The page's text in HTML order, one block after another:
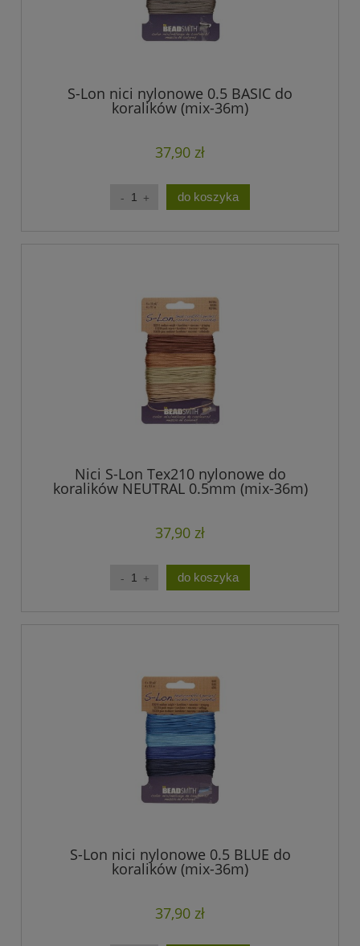
S-Lon nici nylonowe 0.5 BASIC do
koralików (mix-36m)
37,90 zł
do koszyka
Nici S-Lon Tex210 nylonowe do
koralików NEUTRAL 0.5mm (mix-36m)
37,90 zł
do koszyka
S-Lon nici nylonowe 0.5 BLUE do
koralików (mix-36m)
37,90 zł